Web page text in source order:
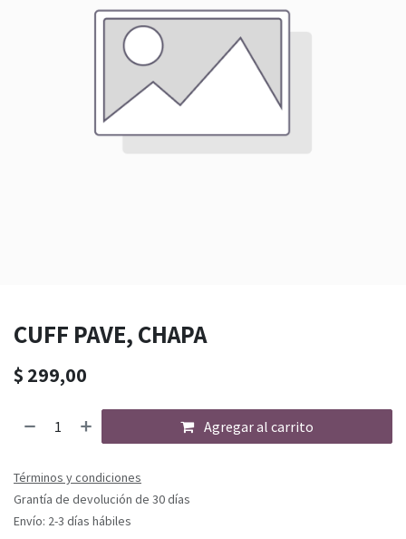
CUFF PAVE, CHAPA
$ 299,00
Agregar al carrito
Términos y condiciones
Grantía de devolución de 30 días
Envío: 2-3 días hábiles